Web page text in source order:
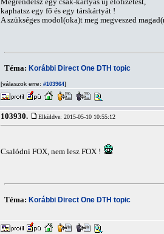
kaphatsz egy fő és egy társkártyát !
A szükséges modol(oka)t meg megveszed
Téma: Korábbi Direct One DTH topic
[válaszok erre: #103964]
103930. Elküldve: 2015-05-10 10:55:12
Csalódni FOX, nem lesz FOX !
Téma: Korábbi Direct One DTH topic